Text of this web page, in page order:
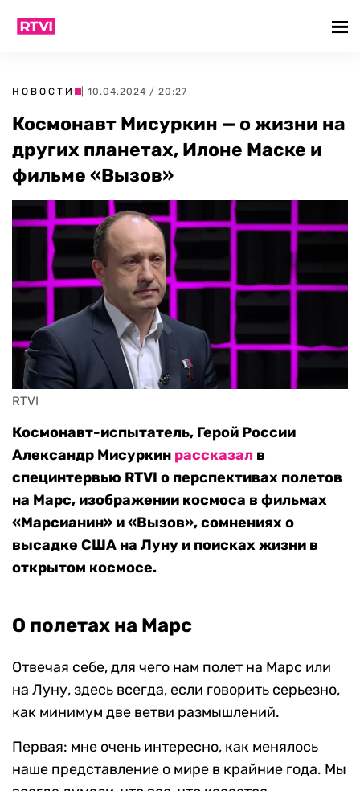
НОВОСТИ | 10.04.2024 / 20:27
Космонавт Мисуркин — о жизни на
других планетах, Илоне Маске и
фильме «Вызов»
RTVI
Космонавт-испытатель, Герой России
Александр Мисуркин рассказал в
специнтервью RTVI о перспективах полетов
на Марс, изображении космоса в фильмах
«Марсианин» и «Вызов», сомнениях о
высадке США на Луну и поисках жизни в
открытом космосе.
О полетах на Марс
Отвечая себе, для чего нам полет на Марс или
на Луну, здесь всегда, если говорить серьезно,
как минимум две ветви размышлений.
Первая: мне очень интересно, как менялось
наше представление о мире в крайние года. Мы